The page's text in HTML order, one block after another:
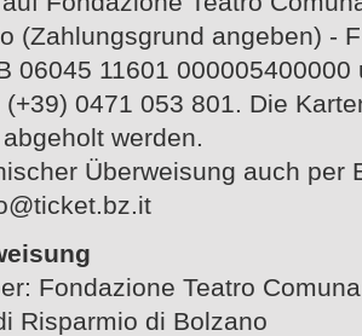
(Zahlungsgrund angeben) -
06045 11601
0471 053 801. Die
werden.
Überweisung auch per
Fondazione Teatro
Risparmio di Bolzano